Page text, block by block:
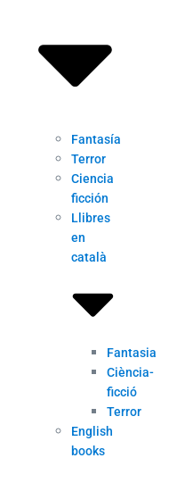
Fantasía
Terror
Ciencia
ficción
Llibres
en
català
Fantasia
Ciència-
ficció
Terror
English
books